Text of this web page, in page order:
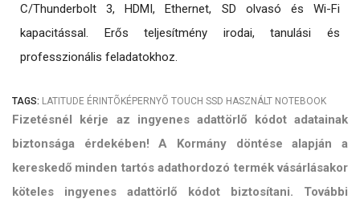
C/Thunderbolt 3, HDMI, Ethernet, SD olvasó és Wi-Fi
kapacitással. Erős teljesítmény irodai, tanulási és
professzionális feladatokhoz.
TAGS: LATITUDE ÉRINTÕKÉPERNYÕ TOUCH SSD HASZNÁLT NOTEBOOK
Fizetésnél kérje az ingyenes adattörlő kódot adatainak
biztonsága érdekében! A Kormány döntése alapján a
kereskedő minden tartós adathordozó termék vásárlásakor
köteles ingyenes adattörlő kódot biztosítani. További